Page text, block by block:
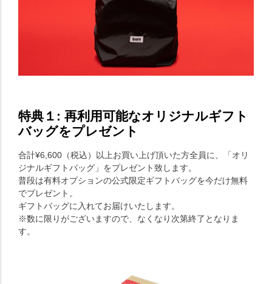
特典１: 再利用可能なオリジナルギフト
バッグをプレゼント
合計¥6,600（税込）以上お買い上げ頂いた方全員に、「オリ
ジナルギフトバッグ」をプレゼント致します。
普段は有料オプションの公式限定ギフトバッグを今だけ無料
でプレゼント。
ギフトバッグに入れてお届けいたします。
※数に限りがございますので、なくなり次第終了となりま
す。